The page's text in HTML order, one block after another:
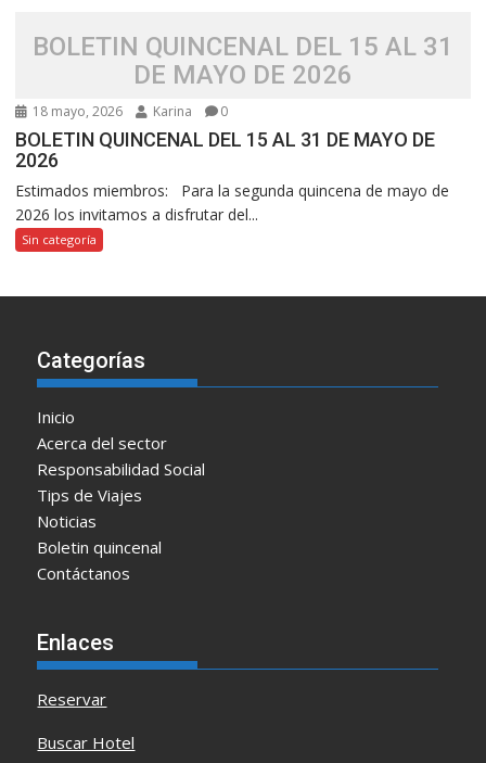
BOLETIN QUINCENAL DEL 15 AL 31
DE MAYO DE 2026
18 mayo, 2026 Karina 0
BOLETIN QUINCENAL DEL 15 AL 31 DE MAYO DE
2026
Estimados miembros: Para la segunda quincena de mayo de
2026 los invitamos a disfrutar del...
Sin categoría
Categorías
Inicio
Acerca del sector
Responsabilidad Social
Tips de Viajes
Noticias
Boletin quincenal
Contáctanos
Enlaces
Reservar
Buscar Hotel